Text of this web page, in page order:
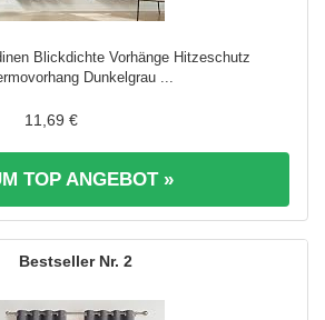
Blickdichte Vorhänge Hitzeschutz
Dunkelgrau ...
11,69 €
TOP ANGEBOT »
2